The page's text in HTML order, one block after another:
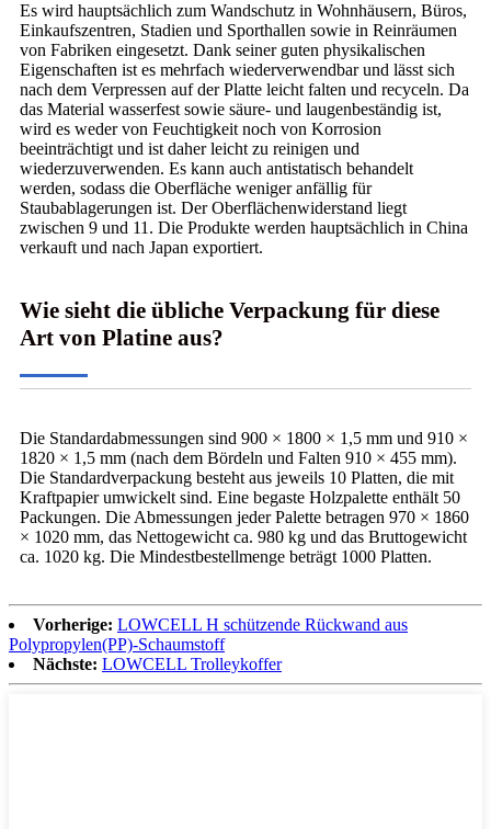
Es wird hauptsächlich zum Wandschutz in Wohnhäusern, Büros,
Einkaufszentren, Stadien und Sporthallen sowie in Reinräumen
von Fabriken eingesetzt. Dank seiner guten physikalischen
Eigenschaften ist es mehrfach wiederverwendbar und lässt sich
nach dem Verpressen auf der Platte leicht falten und recyceln. Da
das Material wasserfest sowie säure- und laugenbeständig ist,
wird es weder von Feuchtigkeit noch von Korrosion
beeinträchtigt und ist daher leicht zu reinigen und
wiederzuverwenden. Es kann auch antistatisch behandelt
werden, sodass die Oberfläche weniger anfällig für
Staubablagerungen ist. Der Oberflächenwiderstand liegt
zwischen 9 und 11. Die Produkte werden hauptsächlich in China
verkauft und nach Japan exportiert.
Wie sieht die übliche Verpackung für diese
Art von Platine aus?
Die Standardabmessungen sind 900 × 1800 × 1,5 mm und 910 ×
1820 × 1,5 mm (nach dem Bördeln und Falten 910 × 455 mm).
Die Standardverpackung besteht aus jeweils 10 Platten, die mit
Kraftpapier umwickelt sind. Eine begaste Holzpalette enthält 50
Packungen. Die Abmessungen jeder Palette betragen 970 × 1860
× 1020 mm, das Nettogewicht ca. 980 kg und das Bruttogewicht
ca. 1020 kg. Die Mindestbestellmenge beträgt 1000 Platten.
Vorherige: LOWCELL H schützende Rückwand aus
Polypropylen(PP)-Schaumstoff
Nächste: LOWCELL Trolleykoffer